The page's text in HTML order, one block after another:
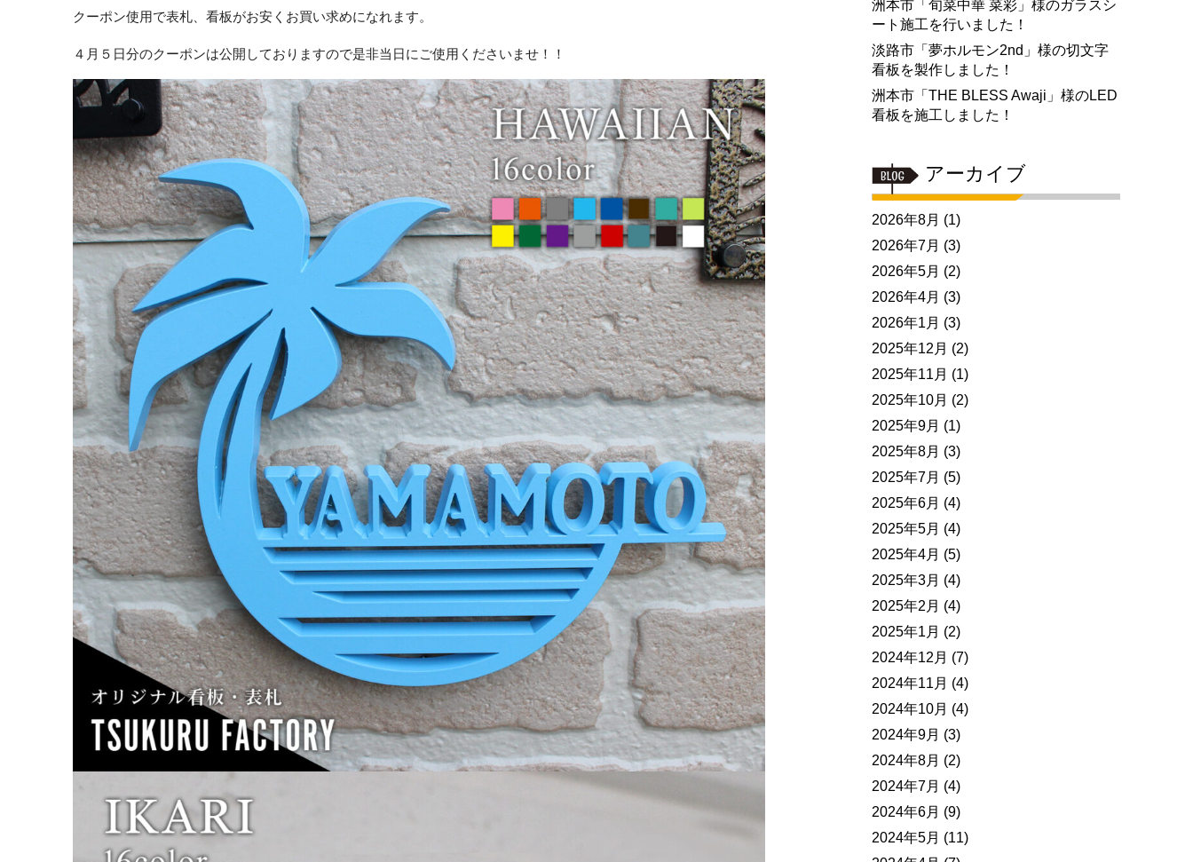
クーポン使用で表札、看板がお安くお買い求めになれます。
４月５日分のクーポンは公開しておりますので是非当日にご使用くださいませ！！
洲本市「旬菜中華 菜彩」様のガラスシ
ート施工を行いました！
淡路市「夢ホルモン2nd」様の切文字
看板を製作しました！
洲本市「THE BLESS Awaji」様のLED
看板を施工しました！
アーカイブ
2026年8月 (1)
2026年7月 (3)
2026年5月 (2)
2026年4月 (3)
2026年1月 (3)
2025年12月 (2)
2025年11月 (1)
2025年10月 (2)
2025年9月 (1)
2025年8月 (3)
2025年7月 (5)
2025年6月 (4)
2025年5月 (4)
2025年4月 (5)
2025年3月 (4)
2025年2月 (4)
2025年1月 (2)
2024年12月 (7)
2024年11月 (4)
2024年10月 (4)
2024年9月 (3)
2024年8月 (2)
2024年7月 (4)
2024年6月 (9)
2024年5月 (11)